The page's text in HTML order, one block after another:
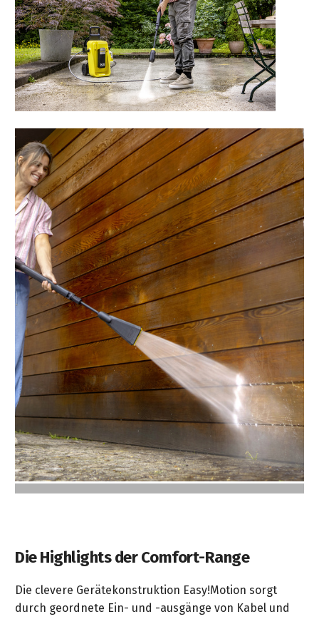
Akku-
Multfunktionslampe
Akku-
Zubehör
für
Profis
Die Highlights der Comfort-Range
Die clevere Gerätekonstruktion Easy!Motion sorgt
durch geordnete Ein- und -ausgänge von Kabel und